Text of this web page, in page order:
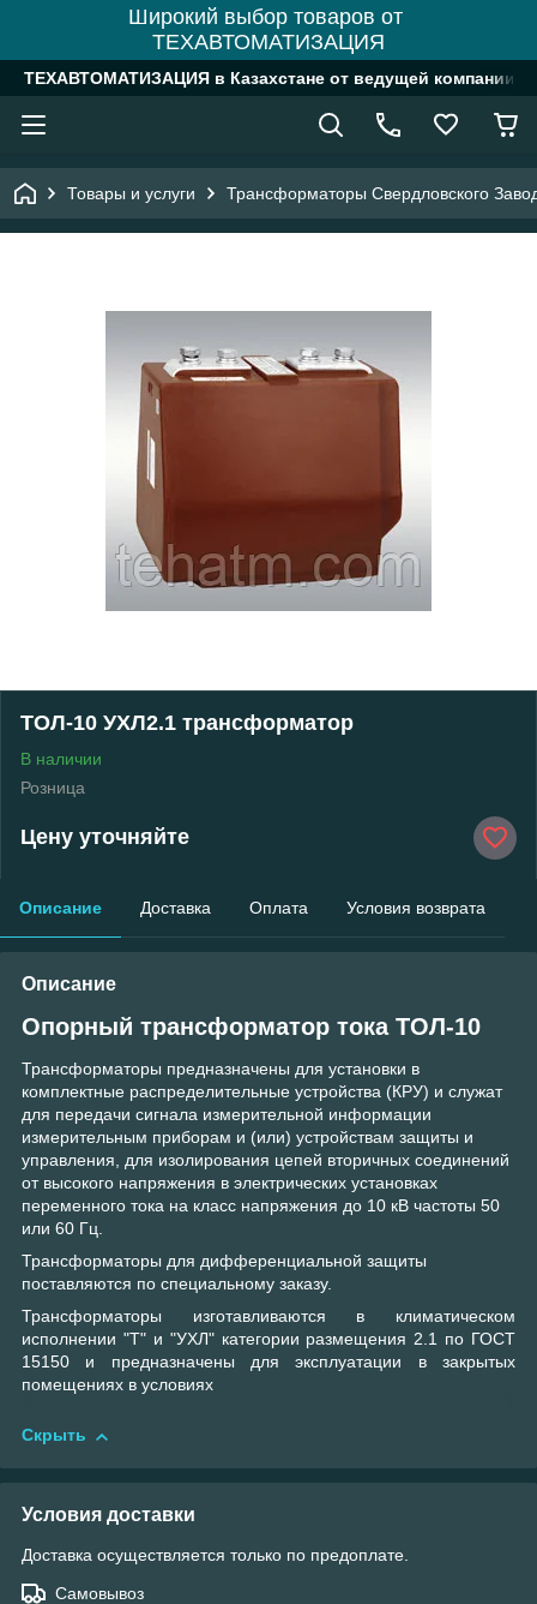
Широкий выбор товаров от
ТЕХАВТОМАТИЗАЦИЯ
ТЕХАВТОМАТИЗАЦИЯ в Казахстане от ведущей компании
Товары и услуги Трансформаторы Свердловского
ТОЛ-10 УХЛ2.1 трансформатор
В наличии
Розница
Цену уточняйте
Описание Доставка Оплата Условия возврата
Описание
Опорный трансформатор тока ТОЛ-10
Трансформаторы предназначены для установки в
комплектные распределительные устройства (КРУ) и служат
для передачи сигнала измерительной информации
измерительным приборам и (или) устройствам защиты и
управления, для изолирования цепей вторичных соединений
от высокого напряжения в электрических установках
переменного тока на класс напряжения до 10 кВ частоты 50
или 60 Гц.
Трансформаторы для дифференциальной защиты
поставляются по специальному заказу.
Трансформаторы изготавливаются в климатическом
исполнении "Т" и "УХЛ" категории размещения 2.1 по ГОСТ
15150 и предназначены для эксплуатации в закрытых
помещениях в условиях
Скрыть
Условия доставки
Доставка осуществляется только по предоплате.
Самовывоз